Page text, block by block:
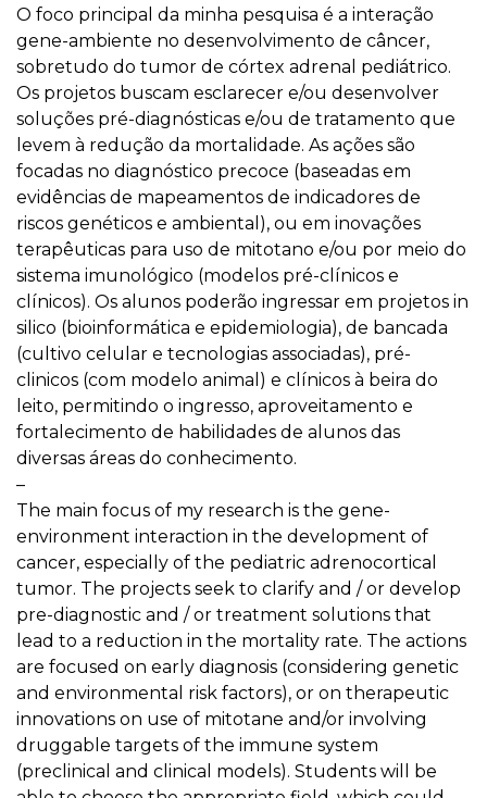
O foco principal da minha pesquisa é a interação
gene-ambiente no desenvolvimento de câncer,
sobretudo do tumor de córtex adrenal pediátrico.
Os projetos buscam esclarecer e/ou desenvolver
soluções pré-diagnósticas e/ou de tratamento que
levem à redução da mortalidade. As ações são
focadas no diagnóstico precoce (baseadas em
evidências de mapeamentos de indicadores de
riscos genéticos e ambiental), ou em inovações
terapêuticas para uso de mitotano e/ou por meio do
sistema imunológico (modelos pré-clínicos e
clínicos). Os alunos poderão ingressar em projetos in
silico (bioinformática e epidemiologia), de bancada
(cultivo celular e tecnologias associadas), pré-
clinicos (com modelo animal) e clínicos à beira do
leito, permitindo o ingresso, aproveitamento e
fortalecimento de habilidades de alunos das
diversas áreas do conhecimento.
–
The main focus of my research is the gene-
environment interaction in the development of
cancer, especially of the pediatric adrenocortical
tumor. The projects seek to clarify and / or develop
pre-diagnostic and / or treatment solutions that
lead to a reduction in the mortality rate. The actions
are focused on early diagnosis (considering genetic
and environmental risk factors), or on therapeutic
innovations on use of mitotane and/or involving
druggable targets of the immune system
(preclinical and clinical models). Students will be